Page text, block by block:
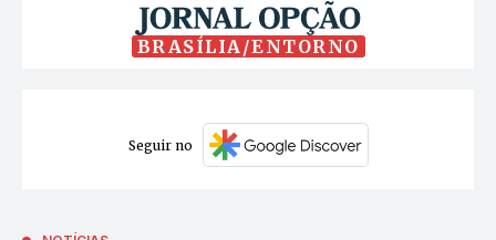
BRASÍLIA/ENTORNO
Seguir no